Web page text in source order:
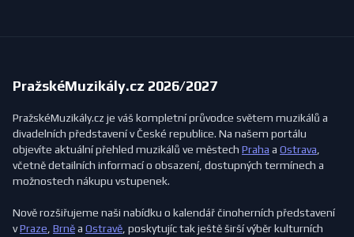
PražskéMuzikály.cz 2026/2027
PražskéMuzikály.cz je váš kompletní průvodce světem muzikálů a
divadelních představení v České republice. Na našem portálu
objevíte aktuální přehled muzikálů ve městech Praha a Ostrava,
včetně detailních informací o obsazení, dostupných termínech a
možnostech nákupu vstupenek.
Nově rozšiřujeme naši nabídku o kalendář činoherních představení
vPraze, Brněa Ostravě, poskytujíc tak ještě širší výběr kulturních